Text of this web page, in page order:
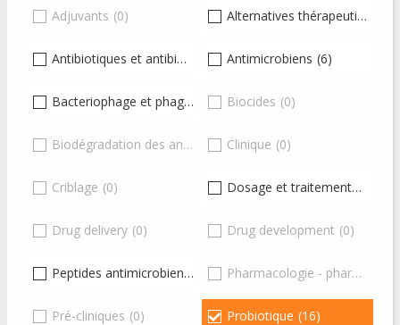
Adjuvants (0) Alternatives thérapeutiques
Antibiotiques et antibiothérapie (1)
Antimicrobiens (6)
Bacteriophage et phagothérapie (7)
Biocides (0)
Biodégradation des antibiotiques (0)
Clinique (0)
Criblage (0) Dosage et traitement (1)
Drug delivery (0) Drug development (0)
Peptides antimicrobiens (8) Pharmacologie - pharmacocinétique-pharmacodynamique - toxicologie
Pré-cliniques (0) Probiotique (16)